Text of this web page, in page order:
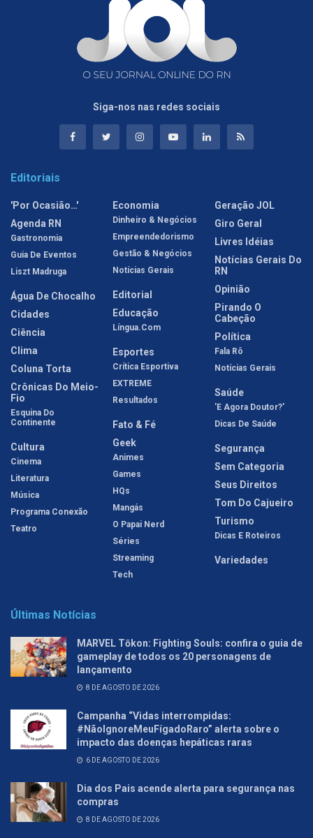
Siga-nos nas redes sociais
Editoriais
'Por Ocasião…'
Agenda RN
Gastronomia
Guia De Eventos
Liszt Madruga
Água De Chocalho
Cidades
Ciência
Clima
Coluna Torta
Crônicas Do Meio-
Fio
Esquina Do
Continente
Cultura
Cinema
Literatura
Música
Programa Conexão
Teatro
Economia
Dinheiro & Negócios
Empreendedorismo
Gestão & Negócios
Notícias Gerais
Editorial
Educação
Língua.com
Esportes
Crítica Esportiva
EXTREME
Resultados
Fato & Fé
Geek
Animes
Games
HQs
Mangás
O Papai Nerd
Séries
Streaming
Tech
Geração JOL
Giro Geral
Livres Idéias
Notícias Gerais Do
RN
Opinião
Pirando O
Cabeção
Política
Fala Rô
Notícias Gerais
Saúde
'E Agora Doutor?'
Dicas De Saúde
Segurança
Sem Categoria
Seus Direitos
Tom Do Cajueiro
Turismo
Dicas E Roteiros
Variedades
Últimas Notícias
MARVEL Tōkon: Fighting Souls: confira o guia de
gameplay de todos os 20 personagens de
lançamento
8 DE AGOSTO DE 2026
Campanha “Vidas interrompidas:
#NãoIgnoreMeuFígadoRaro” alerta sobre o
impacto das doenças hepáticas raras
6 DE AGOSTO DE 2026
Dia dos Pais acende alerta para segurança nas
compras
8 DE AGOSTO DE 2026